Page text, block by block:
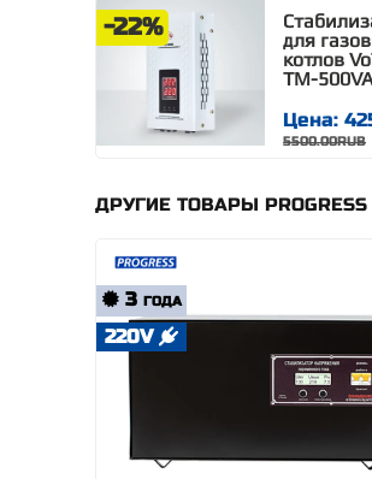
-22%
для
котлов
TM-500VA
Цена:
5500.00RUB
ДРУГИЕ ТОВАРЫ PROGRESS
3 ГОДА
220V